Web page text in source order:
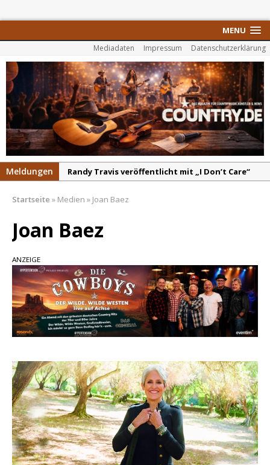
MENU
Mediadaten Impressum Datenschutzerklärung
Meldungen
Randy Travis veröffentlicht mit „I Don’t Care“
Danke für Euer Vertrauen: Country.de erreicht
Kacey Musgraves entführt Fans mit neuem
Carter Faith mit brandneuem Musikvideo zu
„Pearl Handled Pistol“
Son Volt – „Sound Signal Serenades“ erscheint
am 28. August
pez veröffentlicht neue Single „Late Night
Sommernächte
Startseite » Medien » Joan Baez
Joan Baez
ANZEIGE